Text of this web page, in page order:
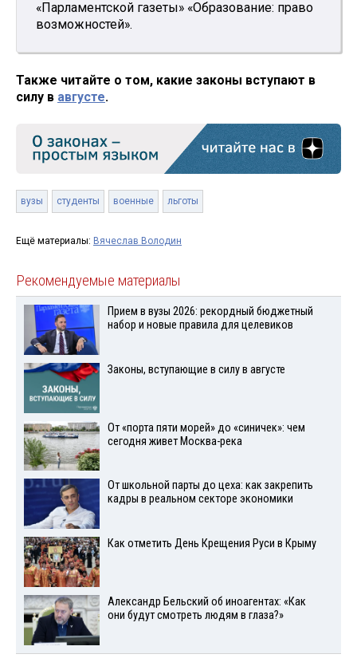
«Парламентской газеты» «Образование: право
возможностей».
Также читайте о том, какие законы вступают в
силу в августе.
вузы студенты военные льготы
Ещё материалы: Вячеслав Володин
Рекомендуемые материалы
Прием в вузы 2026: рекордный бюджетный
набор и новые правила для целевиков
Законы, вступающие в силу в августе
От «порта пяти морей» до «синичек»: чем
сегодня живет Москва-река
От школьной парты до цеха: как закрепить
кадры в реальном секторе экономики
Как отметить День Крещения Руси в Крыму
Александр Бельский об иноагентах: «Как
они будут смотреть людям в глаза?»